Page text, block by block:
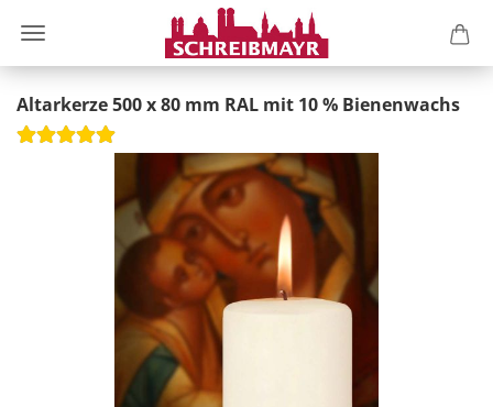
Altarkerze 500 x 80 mm RAL mit 10 % Bienenwachs